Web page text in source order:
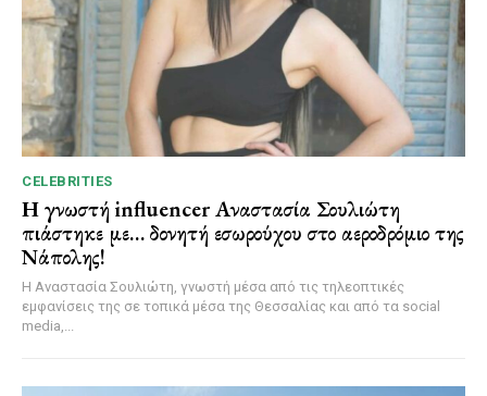
CELEBRITIES
Η γνωστή influencer Αναστασία Σουλιώτη
πιάστηκε με… δονητή εσωρούχου στο αεροδρόμιο της
Νάπολης!
Η Αναστασία Σουλιώτη, γνωστή μέσα από τις τηλεοπτικές
εμφανίσεις της σε τοπικά μέσα της Θεσσαλίας και από τα social
media,...